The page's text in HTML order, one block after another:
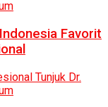
Favorit